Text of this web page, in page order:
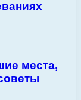
места,